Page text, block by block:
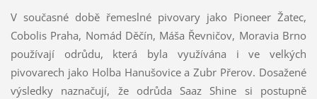
V současné době řemeslné pivovary jako Pioneer Žatec,
Cobolis Praha, Nomád Děčín, Máša Řevničov, Moravia Brno
používají odrůdu, která byla využívána i ve velkých
pivovarech jako Holba Hanušovice a Zubr Přerov. Dosažené
výsledky naznačují, že odrůda Saaz Shine si postupně